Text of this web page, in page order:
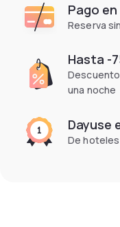
Pago
Reserva
Hasta -
una noche
Dayuse
De